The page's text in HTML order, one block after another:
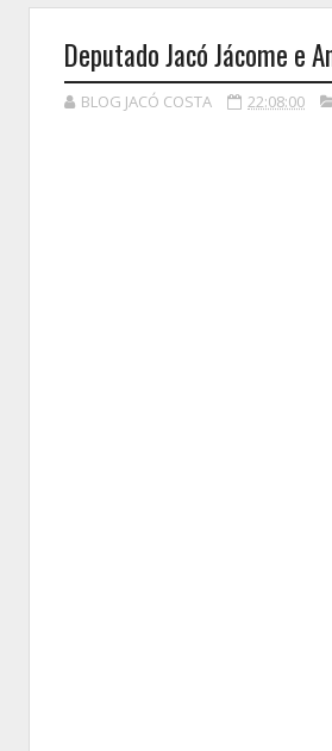
Deputado Jacó Jácome e
BLOG JACÓ COSTA 22:08:00